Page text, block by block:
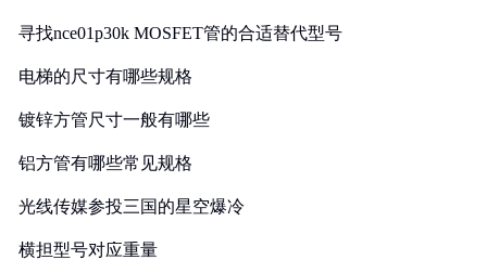
寻找nce01p30k MOSFET管的合适替代型号
电梯的尺寸有哪些规格
镀锌方管尺寸一般有哪些
铝方管有哪些常见规格
光线传媒参投三国的星空爆冷
横担型号对应重量